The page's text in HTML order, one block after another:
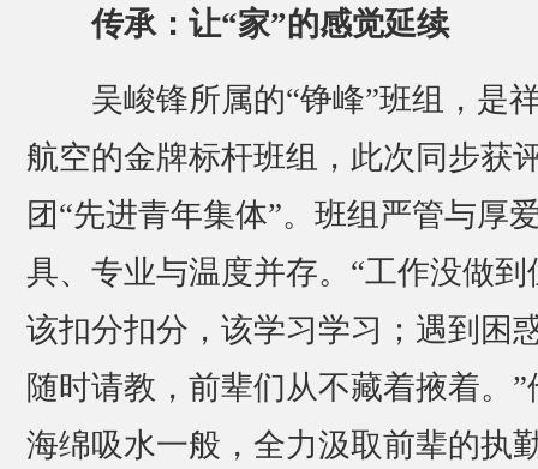
传承：让“家”的感觉延续
吴峻锋所属的“铮峰”班组，是
航空的金牌标杆班组，此次同步获
团“先进青年集体”。班组严管与厚
具、专业与温度并存。“工作没做到
该扣分扣分，该学习学习；遇到困
随时请教，前辈们从不藏着掖着。”
海绵吸水一般，全力汲取前辈的执